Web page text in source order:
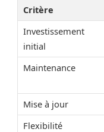
Critère
Investissement
initial
Maintenance
Mise à jour
Flexibilité